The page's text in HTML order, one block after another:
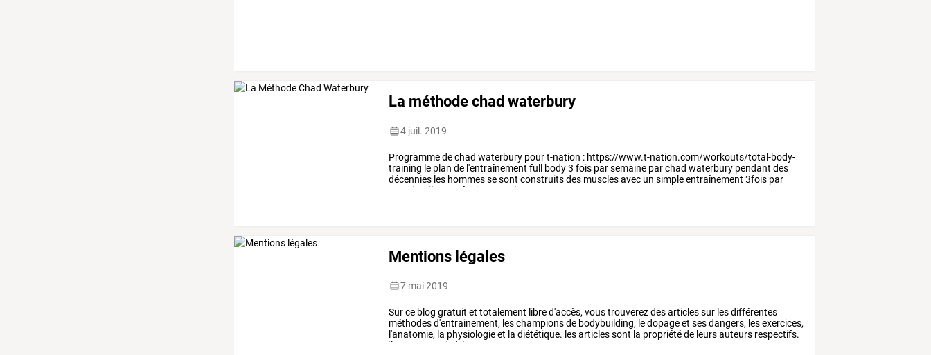
La méthode chad waterbury
4 juil. 2019
Programmedechad waterbury pourt-nation : https://www.t-nation.com/workouts/total-body-
training le plan de l'entraînement full body3 fois parsemaine parchad waterbury pendant des
décennies les hommessesont construitsdes musclesavec un simpleentraînement 3fois par
semaine,
ils entraînaient leur
Mentions légales
7 mai 2019
Surce blog gratuit et totalement libred'accès, voustrouverezdesarticlessur lesdifférentes
méthodesd'entrainement, leschampionsde bodybuilding, ledopageet sesdangers, lesexercices,
l'anatomie, la physiologieet la diététique. lesarticlessont la propriétéde leursauteurs respectifs.
ils
soumis à la